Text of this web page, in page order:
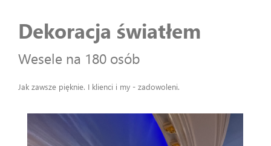
Dekoracja światłem
Wesele na 180 osób
Jak zawsze pięknie. I klienci i my - zadowoleni.